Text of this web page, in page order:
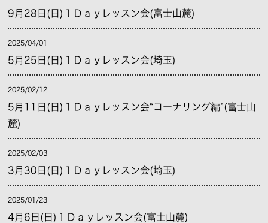
9月28日(日)１Ｄａｙレッスン会(富士山麓)
2025/04/01
5月25日(日)１Ｄａｙレッスン会(埼玉)
2025/02/12
5月11日(日)１Ｄａｙレッスン会“コーナリング編”(富士山
麓)
2025/02/03
3月30日(日)１Ｄａｙレッスン会(埼玉)
2025/01/23
4月6日(日)１Ｄａｙレッスン会(富士山麓)